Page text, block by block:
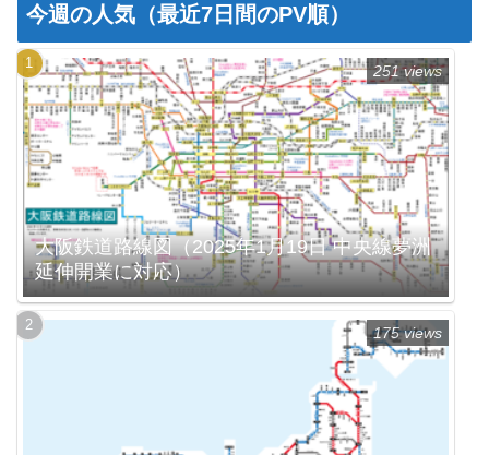
今週の人気（最近7日間のPV順）
大阪鉄道路線図（2025年1月19日 中央線夢洲
延伸開業に対応）
251 views
175 views